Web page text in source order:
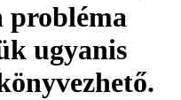
probléma
ugyanis
.